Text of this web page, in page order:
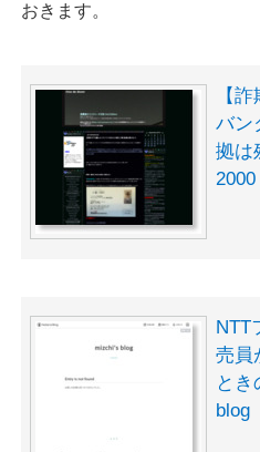
おきます。
【
バン
拠は
NTT
売員
とき
blog